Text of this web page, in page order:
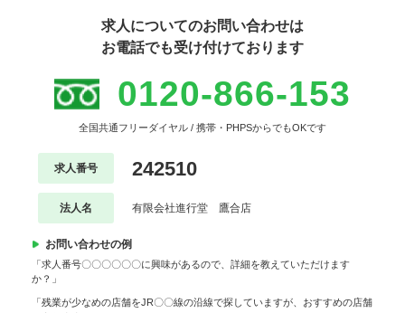
求人についてのお問い合わせは
お電話でも受け付けております
0120-866-153
全国共通フリーダイヤル / 携帯・PHPSからでもOKです
求人番号 242510
法人名 有限会社進行堂 鷹合店
お問い合わせの例
「求人番号〇〇〇〇〇〇に興味があるので、詳細を教えていただけます
か？」
「残業が少なめの店舗をJR〇〇線の沿線で探していますが、おすすめの店舗